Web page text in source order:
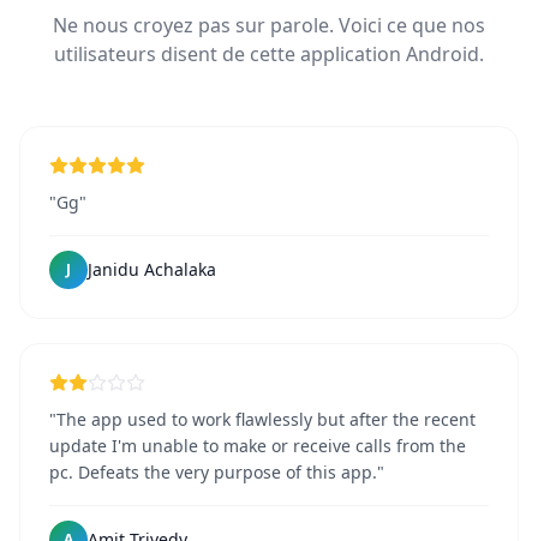
Ne nous croyez pas sur parole. Voici ce que nos
utilisateurs disent de cette application Android.
"Gg"
J Janidu Achalaka
"The app used to work flawlessly but after the recent
update I'm unable to make or receive calls from the
pc. Defeats the very purpose of this app."